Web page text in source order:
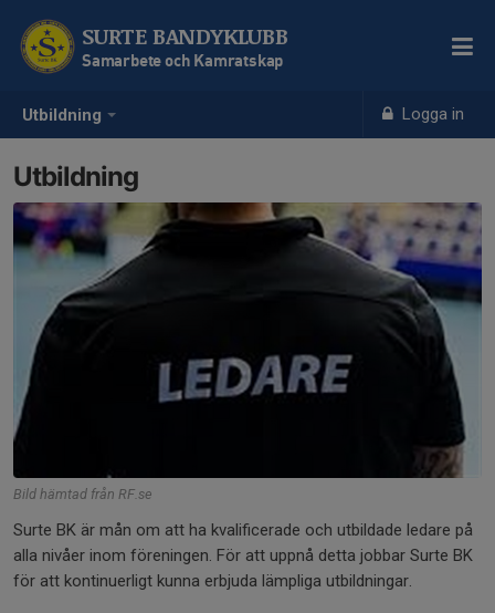
Utbildning Logga in
SURTE BANDYKLUBB
Samarbete och Kamratskap
Utbildning
Bild hämtad från RF.se
Surte BK är mån om att ha kvalificerade och utbildade ledare på
alla nivåer inom föreningen. För att uppnå detta jobbar Surte BK
för att kontinuerligt kunna erbjuda lämpliga utbildningar.